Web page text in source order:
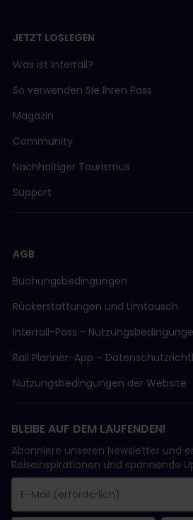
JETZT LOSLEGEN
Was ist Interrail?
So verwenden Sie Ihren Pass
Magazin
Community
Nachhaltiger Tourismus
Support
AGB
Buchungsbedingungen
Rückerstattungen und Umtausch
Interrail-Pass -
Rail Planner-App –
Nutzungsbedingungen der Website
BLEIBE AUF DEM LAUFENDEN!
Abonniere unseren Newsletter und
Reiseinspirationen und spannende